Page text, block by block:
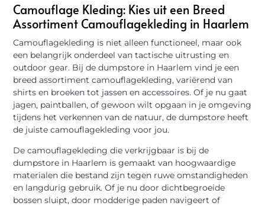
Camouflage Kleding: Kies uit een Breed
Assortiment Camouflagekleding in Haarlem
Camouflagekleding is niet alleen functioneel, maar ook
een belangrijk onderdeel van tactische uitrusting en
outdoor gear. Bij de dumpstore in Haarlem vind je een
breed assortiment camouflagekleding, variërend van
shirts en broeken tot jassen en accessoires. Of je nu gaat
jagen, paintballen, of gewoon wilt opgaan in je omgeving
tijdens het verkennen van de natuur, de dumpstore heeft
de juiste camouflagekleding voor jou.
De camouflagekleding die verkrijgbaar is bij de
dumpstore in Haarlem is gemaakt van hoogwaardige
materialen die bestand zijn tegen ruwe omstandigheden
en langdurig gebruik. Of je nu door dichtbegroeide
bossen sluipt, door modderige paden navigeert of